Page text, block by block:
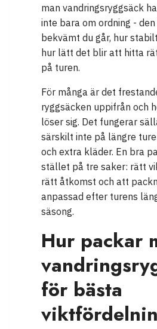
man vandringsryggsäck
inte bara om ordning -
bekvämt du går, hur
hur lätt det blir att hitta
på turen.
För många är det
ryggsäcken uppifrån och
löser sig. Det fungerar
särskilt inte på längre
och extra kläder. En bra
stället på tre saker: rätt
rätt åtkomst och att
anpassad efter turens
säsong.
Hur packar
för bästa